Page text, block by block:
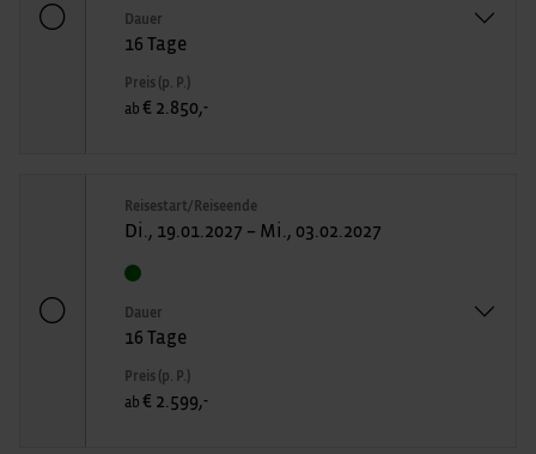
Dauer
16 Tage
Preis (p. P.)
ab € 2.850,-
Reisestart/Reiseende
Di., 19.01.2027 – Mi., 03.02.2027
Dauer
16 Tage
Preis (p. P.)
ab € 2.599,-